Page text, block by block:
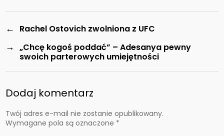
← Rachel Ostovich zwolniona z UFC
→ „Chcę kogoś poddać” – Adesanya pewny
swoich parterowych umiejętności
Dodaj komentarz
Twój adres e-mail nie zostanie opublikowany.
Wymagane pola są oznaczone *